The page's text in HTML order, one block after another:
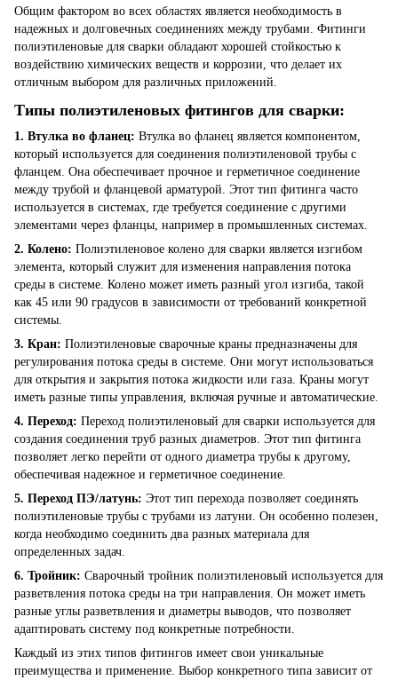
Общим фактором во всех областях является необходимость в
надежных и долговечных соединениях между трубами. Фитинги
полиэтиленовые для сварки обладают хорошей стойкостью к
воздействию химических веществ и коррозии, что делает их
отличным выбором для различных приложений.
Типы полиэтиленовых фитингов для сварки:
1. Втулка во фланец: Втулка во фланец является компонентом,
который используется для соединения полиэтиленовой трубы с
фланцем. Она обеспечивает прочное и герметичное соединение
между трубой и фланцевой арматурой. Этот тип фитинга часто
используется в системах, где требуется соединение с другими
элементами через фланцы, например в промышленных системах.
2. Колено: Полиэтиленовое колено для сварки является изгибом
элемента, который служит для изменения направления потока
среды в системе. Колено может иметь разный угол изгиба, такой
как 45 или 90 градусов в зависимости от требований конкретной
системы.
3. Кран: Полиэтиленовые сварочные краны предназначены для
регулирования потока среды в системе. Они могут использоваться
для открытия и закрытия потока жидкости или газа. Краны могут
иметь разные типы управления, включая ручные и автоматические.
4. Переход: Переход полиэтиленовый для сварки используется для
создания соединения труб разных диаметров. Этот тип фитинга
позволяет легко перейти от одного диаметра трубы к другому,
обеспечивая надежное и герметичное соединение.
5. Переход ПЭ/латунь: Этот тип перехода позволяет соединять
полиэтиленовые трубы с трубами из латуни. Он особенно полезен,
когда необходимо соединить два разных материала для
определенных задач.
6. Тройник: Сварочный тройник полиэтиленовый используется для
разветвления потока среды на три направления. Он может иметь
разные углы разветвления и диаметры выводов, что позволяет
адаптировать систему под конкретные потребности.
Каждый из этих типов фитингов имеет свои уникальные
преимущества и применение. Выбор конкретного типа зависит от